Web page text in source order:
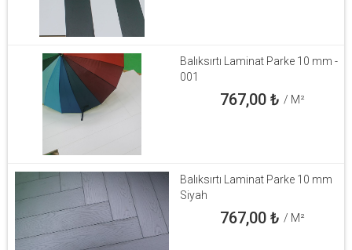
Balıksırtı Laminat Parke 10 mm -
001
767,00₺ / M²
Balıksırtı Laminat Parke 10 mm
Siyah
767,00₺ / M²